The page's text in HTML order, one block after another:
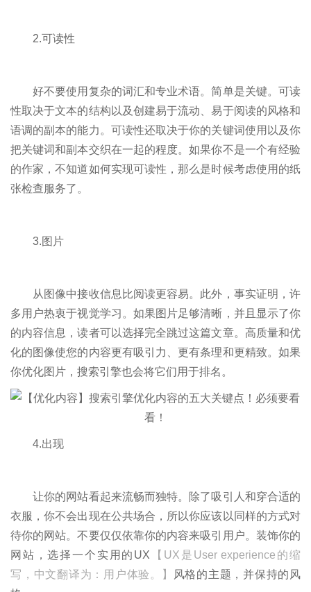
2.可读性
好不要使用复杂的词汇和专业术语。简单是关键。可读
性取决于文本的结构以及创建易于流动、易于阅读的风格和
语调的副本的能力。可读性还取决于你的关键词使用以及你
把关键词和副本交织在一起的程度。如果你不是一个有经验
的作家，不知道如何实现可读性，那么是时候考虑使用的纸
张检查服务了。
3.图片
从图像中接收信息比阅读更容易。此外，事实证明，许
多用户热衷于视觉学习。如果图片足够清晰，并且显示了你
的内容信息，读者可以选择完全跳过这篇文章。高质量和优
化的图像使您的内容更有吸引力、更有条理和更精致。如果
你优化图片，搜索引擎也会将它们用于排名。
4.出现
让你的网站看起来流畅而独特。除了吸引人和穿合适的
衣服，你不会出现在公共场合，所以你应该以同样的方式对
待你的网站。不要仅仅依靠你的内容来吸引用户。装饰你的
网站，选择一个实用的UX 【UX是User experience的缩
写，中文翻译为：用户体验。】
风格的主题，并保持的风